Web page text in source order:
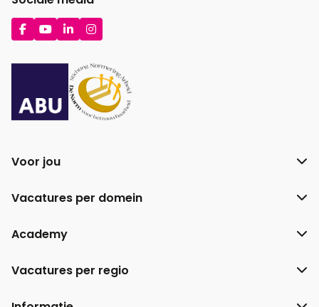
Ga
naar
Facebook
Ga
naar
YouTube
Ga
naar
LinkedIn
Ga
naar
Instagram
Voor jou
Vacatures per domein
Academy
Vacatures per regio